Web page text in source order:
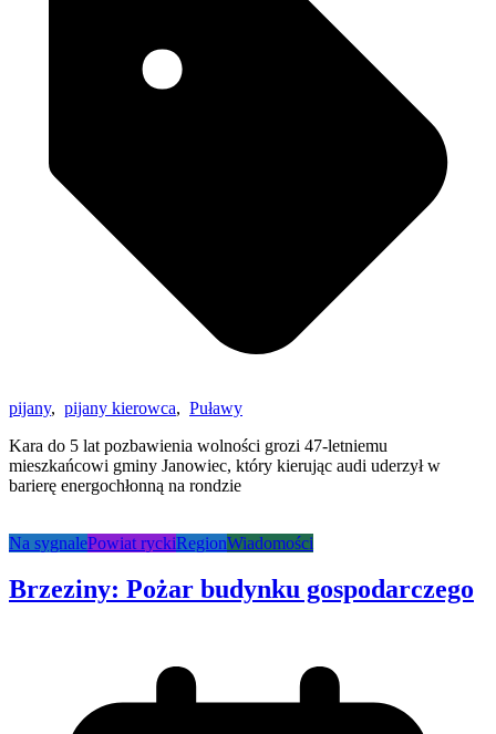
pijany, pijany kierowca, Puławy
Kara do 5 lat pozbawienia wolności grozi 47-letniemu
mieszkańcowi gminy Janowiec, który kierując audi uderzył w
barierę energochłonną na rondzie
Na sygnalePowiat ryckiRegionWiadomości
Brzeziny: Pożar budynku gospodarczego